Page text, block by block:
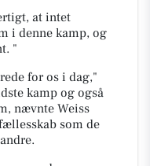
at intet
i denne kamp, og
"
for os i dag,"
kamp og også
nævnte Weiss
som de